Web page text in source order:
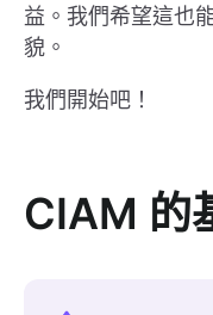
益。我們希望這也
貌。
我們開始吧！
CIAM 的